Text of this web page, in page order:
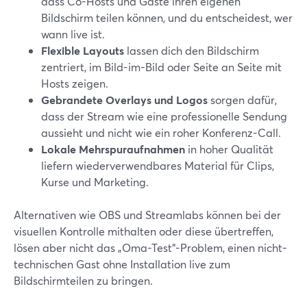
Bildschirm teilen können, und du entscheidest, wer
wann live ist.
Flexible Layouts lassen dich den Bildschirm
zentriert, im Bild-im-Bild oder Seite an Seite mit
Hosts zeigen.
Gebrandete Overlays und Logossorgen dafür,
dass der Stream wie eine professionelle Sendung
aussieht und nicht wie ein roher Konferenz-Call.
Lokale Mehrspuraufnahmen in hoher Qualität
liefern wiederverwendbares Material für Clips,
Kurse und Marketing.
Alternativen wie OBS und Streamlabs können bei der
visuellen Kontrolle mithalten oder diese übertreffen,
lösen aber nicht das „Oma-Test“-Problem, einen nicht-
technischen Gast ohne Installation live zum
Bildschirmteilen zu bringen.